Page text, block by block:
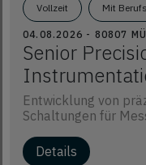
Vollzeit Mit
04.08.2026 - 80807
Senior
Entwicklung von
Schaltungen für